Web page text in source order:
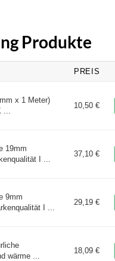
Produkte
PREIS
x 1 Meter)
10,50 €
19mm
I ...
37,10 €
9mm
I ...
29,19 €
wärme ...
18,09 €